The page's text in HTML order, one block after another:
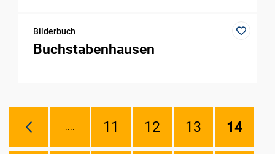
Bilderbuch
Buchstabenhausen
.... 11 12 13 14